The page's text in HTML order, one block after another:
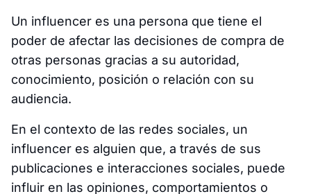
Un influencer es una persona que tiene el
poder de afectar las decisiones de compra de
otras personas gracias a su autoridad,
conocimiento, posición o relación con su
audiencia.
En el contexto de las redes sociales, un
influencer es alguien que, a través de sus
publicaciones e interacciones sociales, puede
influir en las opiniones, comportamientos o